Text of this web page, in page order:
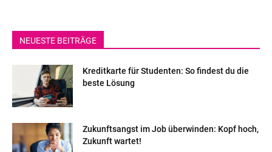
NEUESTE BEITRÄGE
Kreditkarte für Studenten: So findest du die
beste Lösung
Zukunftsangst im Job überwinden: Kopf hoch,
Zukunft wartet!